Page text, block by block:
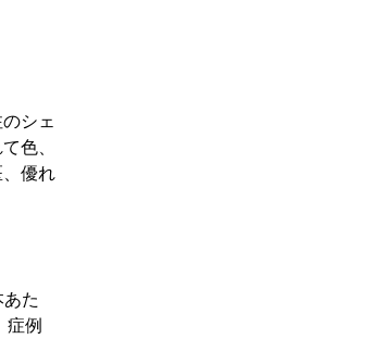
シェ
色、
優れ
た
症例